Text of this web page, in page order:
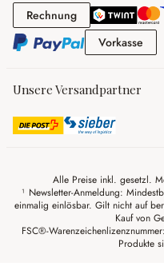
RechnungRechnung
Vorkasse
Unsere Versandpartner
Alle Preise inkl. gesetzl.
¹ Newsletter-Anmeldung:
einmalig einlösbar. Gilt nicht auf
Kauf von
FSC®-
Produkte